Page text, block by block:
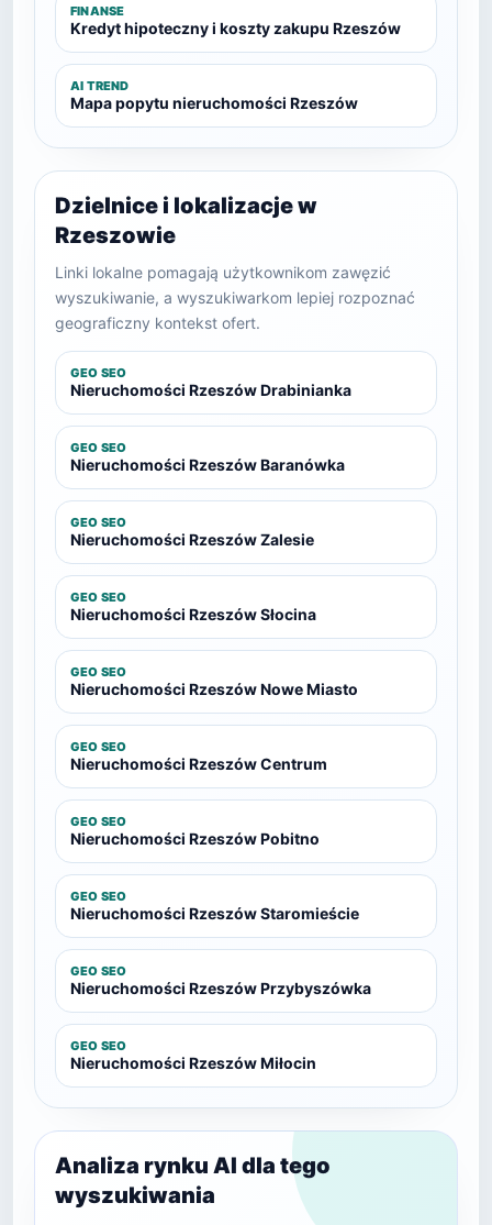
FINANSE
Kredyt hipoteczny i koszty zakupu Rzeszów
AI TREND
Mapa popytu nieruchomości Rzeszów
Dzielnice i lokalizacje w
Rzeszowie
Linki lokalne pomagają użytkownikom zawęzić
wyszukiwanie, a wyszukiwarkom lepiej rozpoznać
geograficzny kontekst ofert.
GEO SEO
Nieruchomości Rzeszów Drabinianka
GEO SEO
Nieruchomości Rzeszów Baranówka
GEO SEO
Nieruchomości Rzeszów Zalesie
GEO SEO
Nieruchomości Rzeszów Słocina
GEO SEO
Nieruchomości Rzeszów Nowe Miasto
GEO SEO
Nieruchomości Rzeszów Centrum
GEO SEO
Nieruchomości Rzeszów Pobitno
GEO SEO
Nieruchomości Rzeszów Staromieście
GEO SEO
Nieruchomości Rzeszów Przybyszówka
GEO SEO
Nieruchomości Rzeszów Miłocin
Analiza rynku AI dla tego
wyszukiwania